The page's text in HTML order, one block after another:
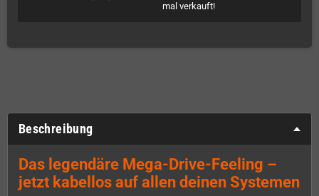
mal verkauft!
Beschreibung
Das legendäre Mega-Drive-Feeling –
jetzt kabellos auf allen deinen Systemen